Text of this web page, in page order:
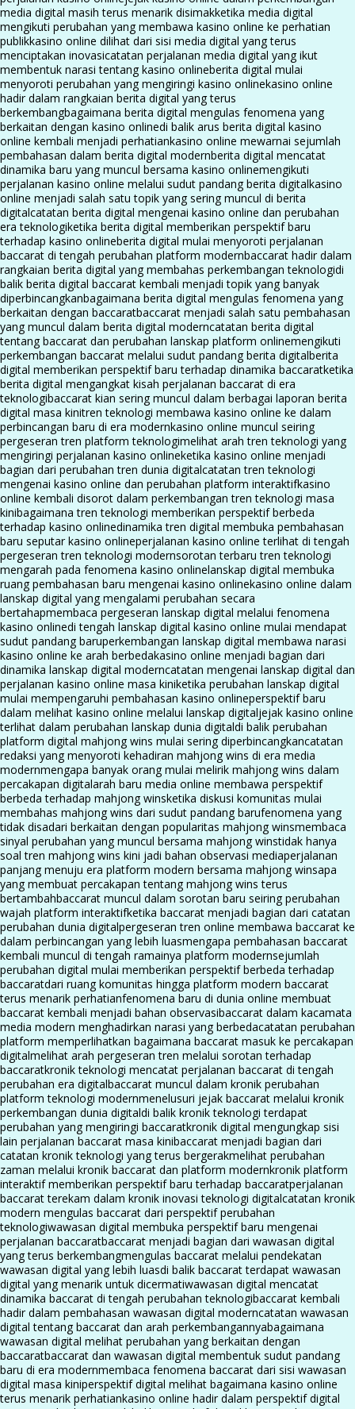
media digital masih terus menarik disimakketika media digital
mengikuti perubahan yang membawa kasino online ke perhatian
publikkasino online dilihat dari sisi media digital yang terus
menciptakan inovasicatatan perjalanan media digital yang ikut
membentuk narasi tentang kasino onlineberita digital mulai
menyoroti perubahan yang mengiringi kasino onlinekasino online
hadir dalam rangkaian berita digital yang terus
berkembangbagaimana berita digital mengulas fenomena yang
berkaitan dengan kasino onlinedi balik arus berita digital kasino
online kembali menjadi perhatiankasino online mewarnai sejumlah
pembahasan dalam berita digital modernberita digital mencatat
dinamika baru yang muncul bersama kasino onlinemengikuti
perjalanan kasino online melalui sudut pandang berita digitalkasino
online menjadi salah satu topik yang sering muncul di berita
digitalcatatan berita digital mengenai kasino online dan perubahan
era teknologiketika berita digital memberikan perspektif baru
terhadap kasino onlineberita digital mulai menyoroti perjalanan
baccarat di tengah perubahan platform modernbaccarat hadir dalam
rangkaian berita digital yang membahas perkembangan teknologidi
balik berita digital baccarat kembali menjadi topik yang banyak
diperbincangkanbagaimana berita digital mengulas fenomena yang
berkaitan dengan baccaratbaccarat menjadi salah satu pembahasan
yang muncul dalam berita digital moderncatatan berita digital
tentang baccarat dan perubahan lanskap platform onlinemengikuti
perkembangan baccarat melalui sudut pandang berita digitalberita
digital memberikan perspektif baru terhadap dinamika baccaratketika
berita digital mengangkat kisah perjalanan baccarat di era
teknologibaccarat kian sering muncul dalam berbagai laporan berita
digital masa kinitren teknologi membawa kasino online ke dalam
perbincangan baru di era modernkasino online muncul seiring
pergeseran tren platform teknologimelihat arah tren teknologi yang
mengiringi perjalanan kasino onlineketika kasino online menjadi
bagian dari perubahan tren dunia digitalcatatan tren teknologi
mengenai kasino online dan perubahan platform interaktifkasino
online kembali disorot dalam perkembangan tren teknologi masa
kinibagaimana tren teknologi memberikan perspektif berbeda
terhadap kasino onlinedinamika tren digital membuka pembahasan
baru seputar kasino onlineperjalanan kasino online terlihat di tengah
pergeseran tren teknologi modernsorotan terbaru tren teknologi
mengarah pada fenomena kasino onlinelanskap digital membuka
ruang pembahasan baru mengenai kasino onlinekasino online dalam
lanskap digital yang mengalami perubahan secara
bertahapmembaca pergeseran lanskap digital melalui fenomena
kasino onlinedi tengah lanskap digital kasino online mulai mendapat
sudut pandang baruperkembangan lanskap digital membawa narasi
kasino online ke arah berbedakasino online menjadi bagian dari
dinamika lanskap digital moderncatatan mengenai lanskap digital dan
perjalanan kasino online masa kiniketika perubahan lanskap digital
mulai mempengaruhi pembahasan kasino onlineperspektif baru
dalam melihat kasino online melalui lanskap digitaljejak kasino online
terlihat dalam perubahan lanskap dunia digitaldi balik perubahan
platform digital mahjong wins mulai sering diperbincangkancatatan
redaksi yang menyoroti kehadiran mahjong wins di era media
modernmengapa banyak orang mulai melirik mahjong wins dalam
percakapan digitalarah baru media online membawa perspektif
berbeda terhadap mahjong winsketika diskusi komunitas mulai
membahas mahjong wins dari sudut pandang barufenomena yang
tidak disadari berkaitan dengan popularitas mahjong winsmembaca
sinyal perubahan yang muncul bersama mahjong winstidak hanya
soal tren mahjong wins kini jadi bahan observasi mediaperjalanan
panjang menuju era platform modern bersama mahjong winsapa
yang membuat percakapan tentang mahjong wins terus
bertambahbaccarat muncul dalam sorotan baru seiring perubahan
wajah platform interaktifketika baccarat menjadi bagian dari catatan
perubahan dunia digitalpergeseran tren online membawa baccarat ke
dalam perbincangan yang lebih luasmengapa pembahasan baccarat
kembali muncul di tengah ramainya platform modernsejumlah
perubahan digital mulai memberikan perspektif berbeda terhadap
baccaratdari ruang komunitas hingga platform modern baccarat
terus menarik perhatianfenomena baru di dunia online membuat
baccarat kembali menjadi bahan observasibaccarat dalam kacamata
media modern menghadirkan narasi yang berbedacatatan perubahan
platform memperlihatkan bagaimana baccarat masuk ke percakapan
digitalmelihat arah pergeseran tren melalui sorotan terhadap
baccaratkronik teknologi mencatat perjalanan baccarat di tengah
perubahan era digitalbaccarat muncul dalam kronik perubahan
platform teknologi modernmenelusuri jejak baccarat melalui kronik
perkembangan dunia digitaldi balik kronik teknologi terdapat
perubahan yang mengiringi baccaratkronik digital mengungkap sisi
lain perjalanan baccarat masa kinibaccarat menjadi bagian dari
catatan kronik teknologi yang terus bergerakmelihat perubahan
zaman melalui kronik baccarat dan platform modernkronik platform
interaktif memberikan perspektif baru terhadap baccaratperjalanan
baccarat terekam dalam kronik inovasi teknologi digitalcatatan kronik
modern mengulas baccarat dari perspektif perubahan
teknologiwawasan digital membuka perspektif baru mengenai
perjalanan baccaratbaccarat menjadi bagian dari wawasan digital
yang terus berkembangmengulas baccarat melalui pendekatan
wawasan digital yang lebih luasdi balik baccarat terdapat wawasan
digital yang menarik untuk dicermatiwawasan digital mencatat
dinamika baccarat di tengah perubahan teknologibaccarat kembali
hadir dalam pembahasan wawasan digital moderncatatan wawasan
digital tentang baccarat dan arah perkembangannyabagaimana
wawasan digital melihat perubahan yang berkaitan dengan
baccaratbaccarat dan wawasan digital membentuk sudut pandang
baru di era modernmembaca fenomena baccarat dari sisi wawasan
digital masa kiniperspektif digital melihat bagaimana kasino online
terus menarik perhatiankasino online hadir dalam perspektif digital